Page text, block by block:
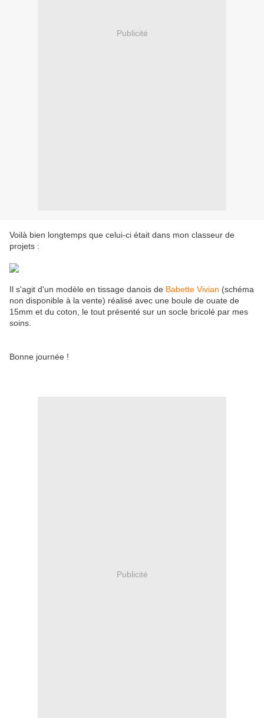
Publicité
Voilà bien longtemps que celui-ci était dans mon classeur de
projets :
Il s'agit d'un modèle en tissage danois de Babette Vivian (schéma
non disponible à la vente) réalisé avec une boule de ouate de
15mm et du coton, le tout présenté sur un socle bricolé par mes
soins.
Bonne journée !
Publicité